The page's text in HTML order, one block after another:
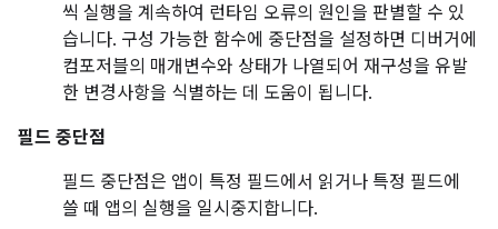
씩 실행을 계속하여 런타임 오류의 원인을 판별할 수 있
습니다. 구성 가능한 함수에 중단점을 설정하면 디버거에
컴포저블의 매개변수와 상태가 나열되어 재구성을 유발
한 변경사항을 식별하는 데 도움이 됩니다.
필드 중단점
필드 중단점은 앱이 특정 필드에서 읽거나 특정 필드에
쓸 때 앱의 실행을 일시중지합니다.